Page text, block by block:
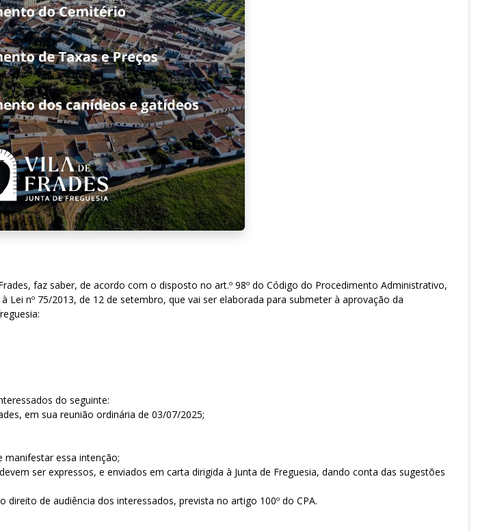
faz saber, de acordo com o disposto no art.º 98º do Código do Procedimento Administrativo,
nº 75/2013, de 12 de setembro, que vai ser elaborada para submeter à aprovação da
do seguinte:
em sua reunião ordinária de 03/07/2025;
manifestar essa intenção;
ser expressos, e enviados em carta dirigida à Junta de Freguesia, dando conta das sugestões
de audiência dos interessados, prevista no artigo 100º do CPA.